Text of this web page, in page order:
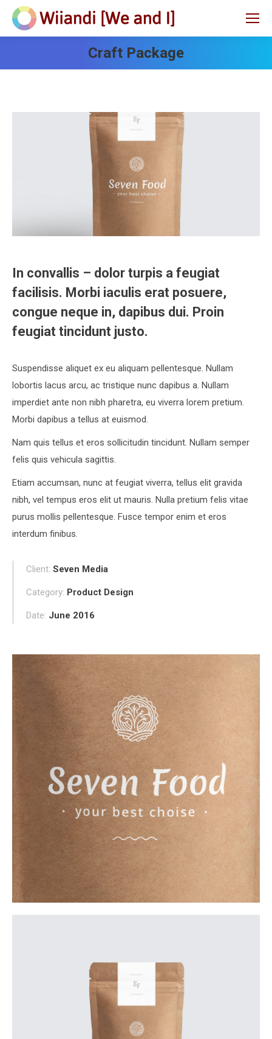
Craft Package
In convallis – dolor turpis a feugiat
facilisis. Morbi iaculis erat posuere,
congue neque in, dapibus dui. Proin
feugiat tincidunt justo.
Suspendisse aliquet ex eu aliquam pellentesque. Nullam
lobortis lacus arcu, ac tristique nunc dapibus a. Nullam
imperdiet ante non nibh pharetra, eu viverra lorem pretium.
Morbi dapibus a tellus at euismod.
Nam quis tellus et eros sollicitudin tincidunt. Nullam semper
felis quis vehicula sagittis.
Etiam accumsan, nunc at feugiat viverra, tellus elit gravida
nibh, vel tempus eros elit ut mauris. Nulla pretium felis vitae
purus mollis pellentesque. Fusce tempor enim et eros
interdum finibus.
Client: Seven Media
Category: Product Design
Date: June 2016